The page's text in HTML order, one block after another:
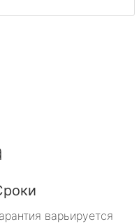
варьируется